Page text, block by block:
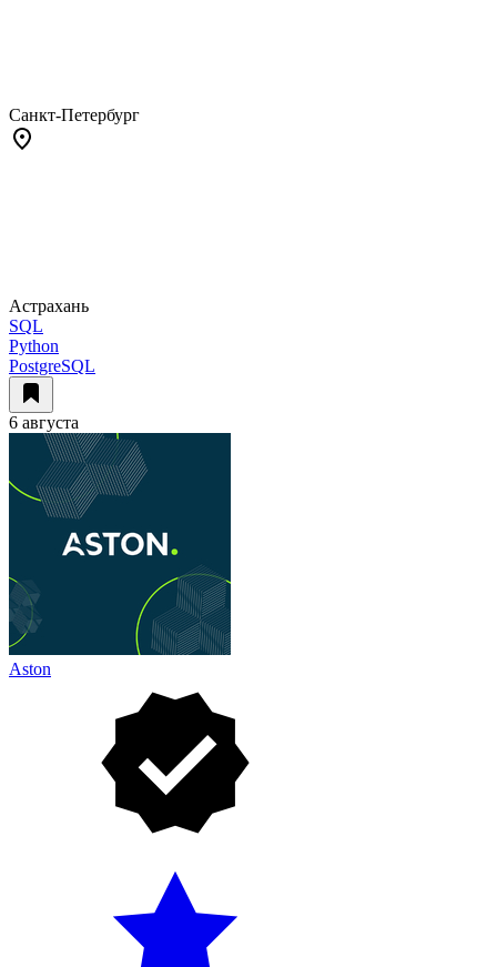
Санкт-Петербург
Астрахань
SQL
Python
PostgreSQL
6 августа
Aston